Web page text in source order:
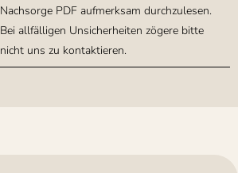
Nachsorge PDF aufmerksam durchzulesen.
Bei allfälligen Unsicherheiten zögere bitte
nicht uns zu kontaktieren.